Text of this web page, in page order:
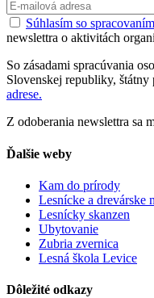
Súhlasím so
newslettra o aktivitách
So zásadami spracúvania
Slovenskej republiky,
adrese.
Z odoberania newslettra sa
Ďalšie weby
Kam do prírody
Lesnícke a drevárske
Lesnícky skanzen
Ubytovanie
Zubria zvernica
Lesná škola Levice
Dôležité odkazy